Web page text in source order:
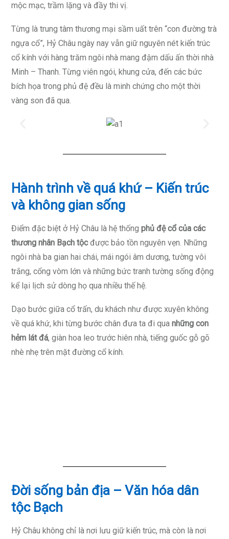
mộc mạc, trầm lặng và đầy thi vị.
Từng là trung tâm thương mại sầm uất trên “con đường trà
ngựa cổ”, Hỷ Châu ngày nay vẫn giữ nguyên nét kiến trúc
cổ kính với hàng trăm ngôi nhà mang đậm dấu ấn thời nhà
Minh – Thanh. Từng viên ngói, khung cửa, đến các bức
bích họa trong phủ đệ đều là minh chứng cho một thời
vàng son đã qua.
Hành trình về quá khứ – Kiến trúc
và không gian sống
Điểm đặc biệt ở Hỷ Châu là hệ thống phủ đệ cổ của các
thương nhân Bạch tộcđược bảo tồn nguyên vẹn. Những
ngôi nhà ba gian hai chái, mái ngói âm dương, tường vôi
trắng, cổng vòm lớn và những bức tranh tường sống động
kể lại lịch sử dòng họ qua nhiều thế hệ.
Dạo bước giữa cổ trấn, du khách như được xuyên không
về quá khứ, khi từng bước chân đưa ta đi qua những con
hẻm lát đá, giàn hoa leo trước hiên nhà, tiếng guốc gỗ gõ
nhè nhẹ trên mặt đường cổ kính.
Đời sống bản địa – Văn hóa dân
tộc Bạch
Hỷ Châu không chỉ là nơi lưu giữ kiến trúc, mà còn là nơi